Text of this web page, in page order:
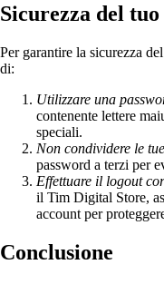
Sicurezza del
Per garantire la sicurezza
di:
Utilizzare una
contenente lettere
speciali.
Non condividere le
password a terzi per
Effettuare il logout
il Tim Digital Store,
account per
Conclusione